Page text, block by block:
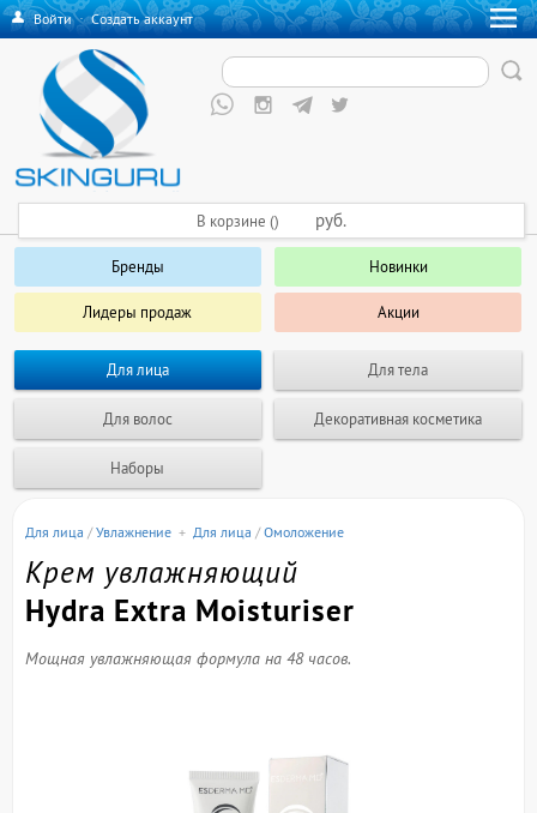
Войти·Создать аккаунт
Бренды Новинки
Лидеры продаж Акции
Для лица Для тела
Для волос Декоративная косметика
Наборы
В корзине () руб.
Для лица /Увлажнение + Для лица /Омоложение
Крем увлажняющий
Hydra Extra Moisturiser
Мощная увлажняющая формула на 48 часов.